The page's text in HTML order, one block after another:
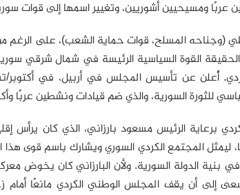
عربًا ومسيحيين أشوريين، وتغيير اسمها إلى قوات
(وجناحه المسلح، قوات حماية الشعب)، على الرغم
القوة السياسية الرئيسة في شمال شرقي سوريا
للثورة السورية، والذي ضم قيادات ونشطين عربًا
برعاية الرئيس مسعود بارزاني، الذي كان يرأس
ليمثل المجتمع الكردي السوري ويشارك باسم قوى
بنية الدولة السورية. ولأن البارزاني كان يخوض
إلى أن يقف المجلس الوطني الكردي مانعًا أمام